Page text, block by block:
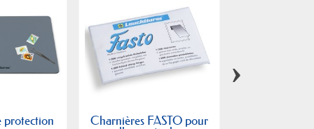
protection Charnières FASTO pour
›